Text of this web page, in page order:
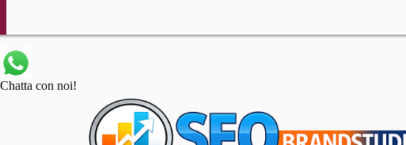
Chatta con noi!